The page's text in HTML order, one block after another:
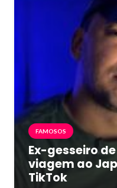
FAMOSOS
Ex-gesseiro
viagem ao
TikTok